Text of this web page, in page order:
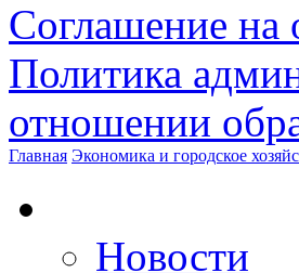
Соглашение на
Политика
отношении
Главная Экономика и городское
Новости